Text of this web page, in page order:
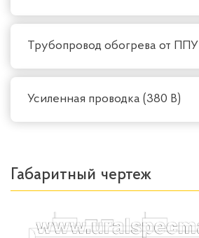
Трубопровод обогрева от ППУ
Усиленная проводка (380 В)
Габаритный чертеж